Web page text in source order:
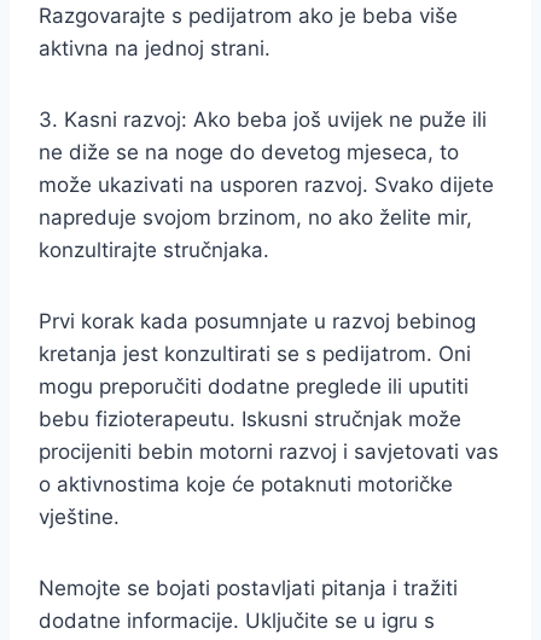
Razgovarajte s pedijatrom ako je beba više
aktivna na jednoj strani.
3. Kasni razvoj: Ako beba još uvijek ne puže ili
ne diže se na noge do devetog mjeseca, to
može ukazivati na usporen razvoj. Svako dijete
napreduje svojom brzinom, no ako želite mir,
konzultirajte stručnjaka.
Prvi korak kada posumnjate u razvoj bebinog
kretanja jest konzultirati se s pedijatrom. Oni
mogu preporučiti dodatne preglede ili uputiti
bebu fizioterapeutu. Iskusni stručnjak može
procijeniti bebin motorni razvoj i savjetovati vas
o aktivnostima koje će potaknuti motoričke
vještine.
Nemojte se bojati postavljati pitanja i tražiti
dodatne informacije. Uključite se u igru s